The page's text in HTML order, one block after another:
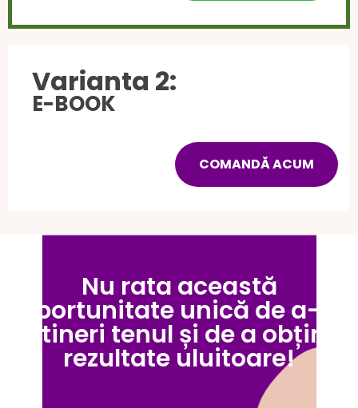
Varianta 2:
E-BOOK
COMANDĂ ACUM
Nu rata această
oportunitate unică de a-ți
întineri tenul și de a obține
rezultate uluitoare!